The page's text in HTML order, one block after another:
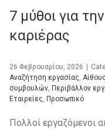
7 μύθοι για
καριέρας
26 Φεβρουαρίου, 2026 |
Αναζήτηση εργασίας
συμβουλών Περιβάλλον
Εταιρείες Προσωπικό
Πολλοί εργαζόμενοι